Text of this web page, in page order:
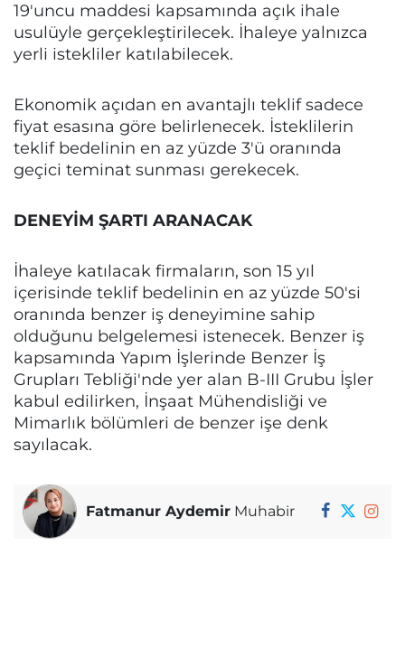
19'uncu maddesi kapsamında açık ihale
usulüyle gerçekleştirilecek. İhaleye yalnızca
yerli istekliler katılabilecek.
Ekonomik açıdan en avantajlı teklif sadece
fiyat esasına göre belirlenecek. İsteklilerin
teklif bedelinin en az yüzde 3'ü oranında
geçici teminat sunması gerekecek.
DENEYİM ŞARTI ARANACAK
İhaleye katılacak firmaların, son 15 yıl
içerisinde teklif bedelinin en az yüzde 50'si
oranında benzer iş deneyimine sahip
olduğunu belgelemesi istenecek. Benzer iş
kapsamında Yapım İşlerinde Benzer İş
Grupları Tebliği'nde yer alan B-III Grubu İşler
kabul edilirken, İnşaat Mühendisliği ve
Mimarlık bölümleri de benzer işe denk
sayılacak.
Fatmanur Aydemir Muhabir